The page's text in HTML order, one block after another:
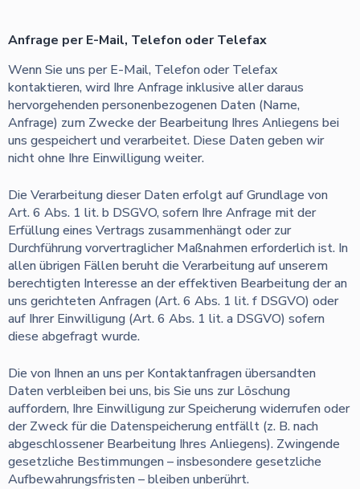
Anfrage per E-Mail, Telefon oder Telefax
Wenn Sie uns per E-Mail, Telefon oder Telefax
kontaktieren, wird Ihre Anfrage inklusive aller daraus
hervorgehenden personenbezogenen Daten (Name,
Anfrage) zum Zwecke der Bearbeitung Ihres Anliegens bei
uns gespeichert und verarbeitet. Diese Daten geben wir
nicht ohne Ihre Einwilligung weiter.
Die Verarbeitung dieser Daten erfolgt auf Grundlage von
Art. 6 Abs. 1 lit. b DSGVO, sofern Ihre Anfrage mit der
Erfüllung eines Vertrags zusammenhängt oder zur
Durchführung vorvertraglicher Maßnahmen erforderlich ist. In
allen übrigen Fällen beruht die Verarbeitung auf unserem
berechtigten Interesse an der effektiven Bearbeitung der an
uns gerichteten Anfragen (Art. 6 Abs. 1 lit. f DSGVO) oder
auf Ihrer Einwilligung (Art. 6 Abs. 1 lit. a DSGVO) sofern
diese abgefragt wurde.
Die von Ihnen an uns per Kontaktanfragen übersandten
Daten verbleiben bei uns, bis Sie uns zur Löschung
auffordern, Ihre Einwilligung zur Speicherung widerrufen oder
der Zweck für die Datenspeicherung entfällt (z. B. nach
abgeschlossener Bearbeitung Ihres Anliegens). Zwingende
gesetzliche Bestimmungen – insbesondere gesetzliche
Aufbewahrungsfristen – bleiben unberührt.